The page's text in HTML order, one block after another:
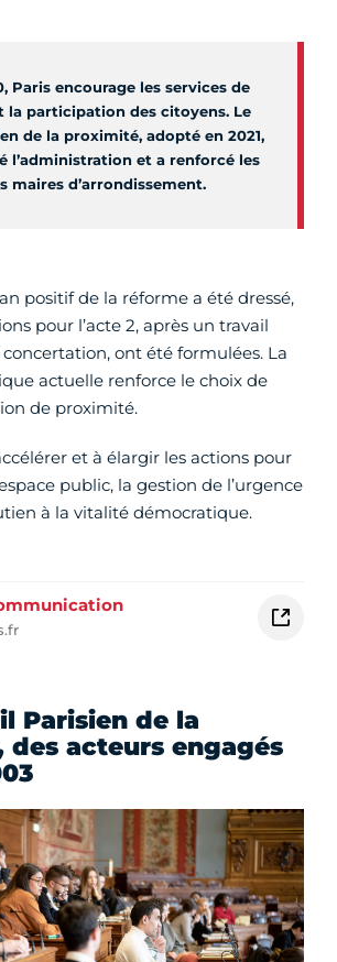
Paris encourage les services de
la participation des citoyens. Le
de la proximité, adopté en 2021,
l’administration et a renforcé les
maires d’arrondissement.
positif de la réforme a été dressé,
pour l’acte 2, après un travail
concertation, ont été formulées. La
actuelle renforce le choix de
de proximité.
et à élargir les actions pour
public, la gestion de l’urgence
à la vitalité démocratique.
Parisien de la
des acteurs engagés